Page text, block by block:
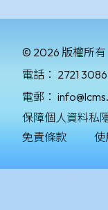
© 2026 版權所有
電話： 2721 3086
電郵：
保障個人資料私
免責條款
使